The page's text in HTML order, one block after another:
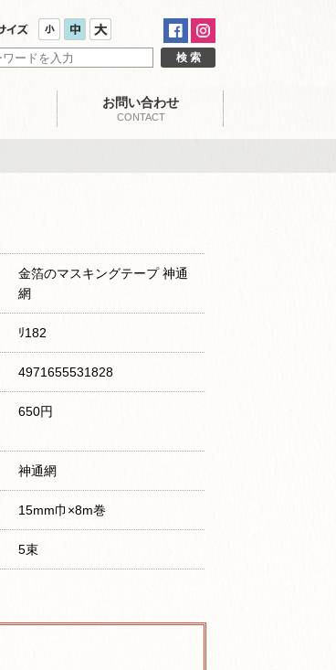
お問い合わせ
CONTACT
金箔のマスキングテープ 神通
網
ﾘ182
4971655531828
650円
神通網
15mm巾×8m巻
5束